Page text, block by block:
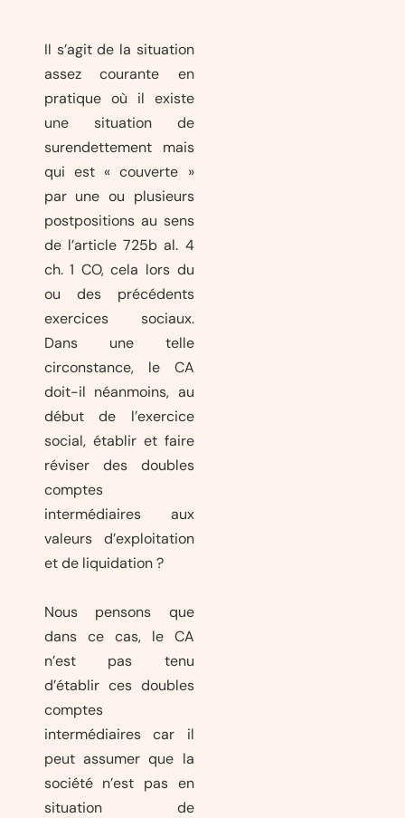
Il s’agit de la situation
assez courante en
pratique où il existe
une situation de
surendettement mais
qui est « couverte »
par une ou plusieurs
postpositions au sens
de l’article 725b al. 4
ch. 1 CO, cela lors du
ou des précédents
exercices sociaux.
Dans une telle
circonstance, le CA
doit-il néanmoins, au
début de l’exercice
social, établir et faire
réviser des doubles
comptes
intermédiaires aux
valeurs d’exploitation
et de liquidation ?
Nous pensons que
dans ce cas, le CA
n’est pas tenu
d’établir ces doubles
comptes
intermédiaires car il
peut assumer que la
société n’est pas en
situation de